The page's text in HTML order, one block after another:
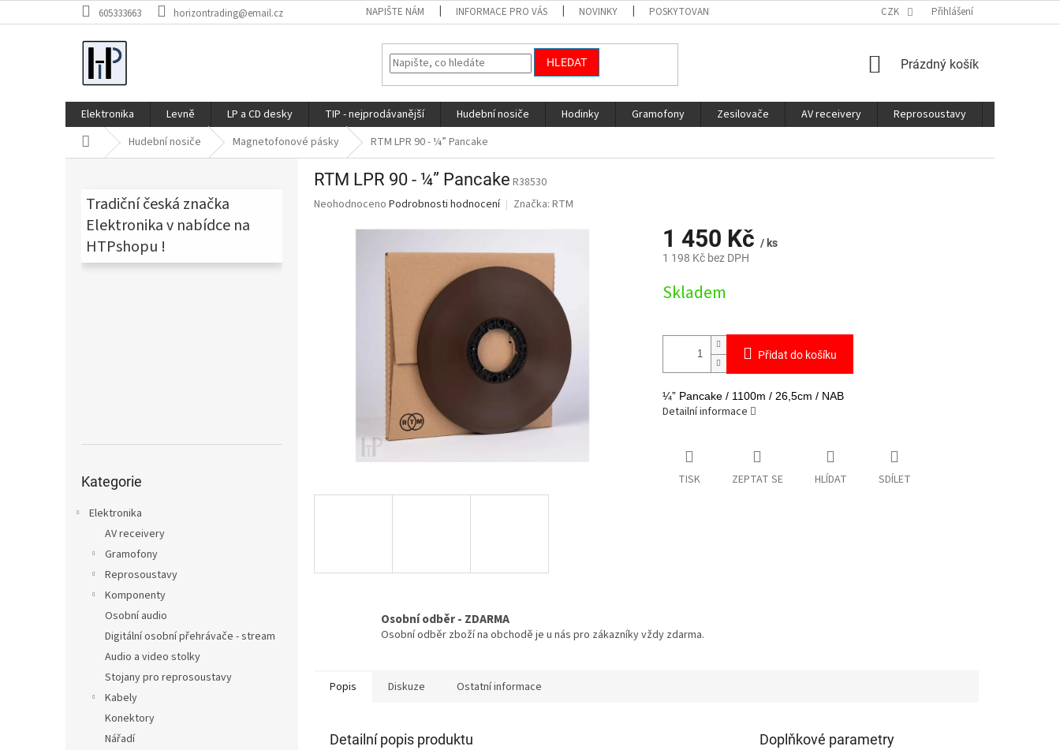
na
605333663 horizontrading@email.cz NAPIŠTE NÁM INFORMACE PRO VÁS NOVINKY POSKYTOVANÉ SLUŽBY CZK Přihlášení
HLEDAT
NÁKUPNÍ
Prázdný košík
Elektronika Levně LP a CD desky TIP - nejprodávanější Hudební nosiče Hodinky Gramofony Zesilovače AV receivery Reprosoustavy
Domů Hudební nosiče Magnetofonové pásky RTM LPR 90 - ¼” Pancake
Tradiční česká značka
Elektronika v nabídce na
HTPshopu !
kategorie
Kategorie
Elektronika
AV receivery
Gramofony
Reprosoustavy
Komponenty
Osobní audio
Digitální osobní přehrávače - stream
Audio a video stolky
Stojany pro reprosoustavy
Kabely
Konektory
Nářadí
RTM LPR 90 - ¼” Pancake R38530
Průměrné
produktu
Neohodnoceno Podrobnosti hodnocení Značka: RTM
1 450 Kč / ks
1 198 Kč bez DPH
cena:
Skladem
Přidat do košíku
¼” Pancake / 1100m / 26,5cm / NAB
Detailní informace
TISK ZEPTAT SE HLÍDAT SDÍLET
Osobní odběr - ZDARMA
Osobní odběr zboží na obchodě je u nás pro zákazníky vždy zdarma.
Popis Diskuze Ostatní informace
Detailní popis produktu Doplňkové parametry